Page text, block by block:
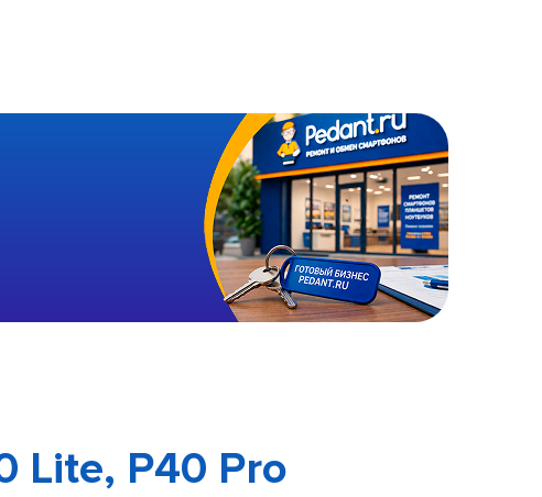
Lite, P40 Pro